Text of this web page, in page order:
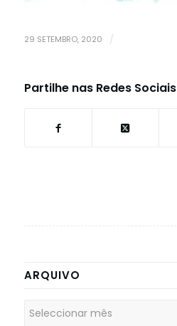
29 SETEMBRO, 2020 /
Partilhe nas Redes Sociais
ARQUIVO